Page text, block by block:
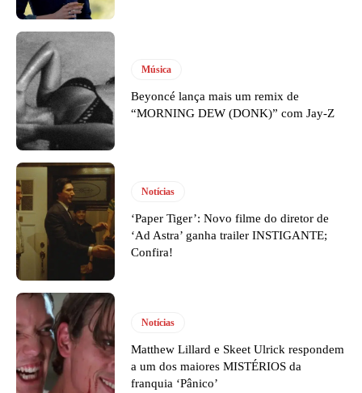
Música
Beyoncé lança mais um remix de
“MORNING DEW (DONK)” com Jay-Z
Notícias
‘Paper Tiger’: Novo filme do diretor de
‘Ad Astra’ ganha trailer INSTIGANTE;
Confira!
Notícias
Matthew Lillard e Skeet Ulrick respondem
a um dos maiores MISTÉRIOS da
franquia ‘Pânico’